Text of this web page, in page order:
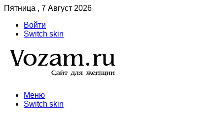
Пятница , 7 Август 2026
Войти
Switch skin
Меню
Switch skin